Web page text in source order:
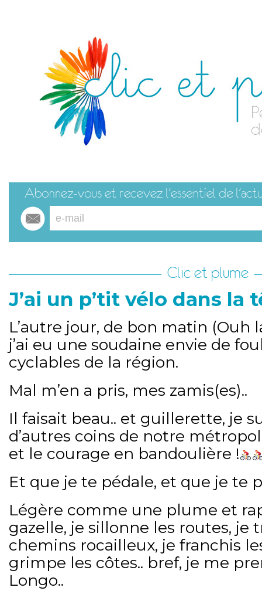
Clic et plume
J’ai un p’tit vélo dans la
L’autre jour, de bon matin (Ouh
j’ai eu une soudaine envie de
cyclables de la région.
Mal m’en a pris, mes zamis(es)..
Il faisait beau.. et guillerette, je
d’autres coins de notre
et le courage en bandoulière !
Et que je te pédale, et que je te
Légère comme une plume et
gazelle, je sillonne les routes, je
chemins rocailleux, je franchis
grimpe les côtes.. bref, je me
Longo..